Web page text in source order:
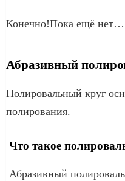
Конечно!Пока ещё нет…
Абразивный
Полировальный круг
полирования.
Что такое
Абразивный